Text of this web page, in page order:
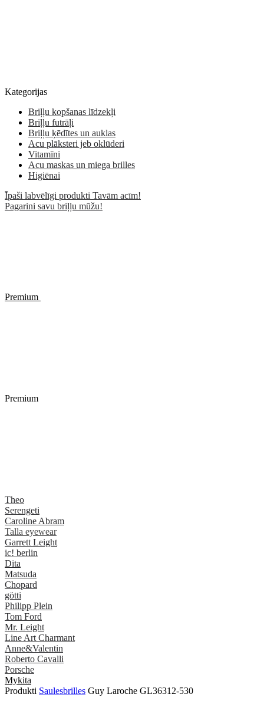
Kategorijas
Briļļu kopšanas līdzekļi
Briļļu futrāļi
Briļļu ķēdītes un auklas
Acu plāksteri jeb oklūderi
Vitamīni
Acu maskas un miega brilles
Higiēnai
Īpaši labvēlīgi produkti Tavām acīm!
Pagarini savu briļļu mūžu!
Premium
Premium
Theo
Serengeti
Caroline Abram
Talla eyewear
Garrett Leight
ic! berlin
Dita
Matsuda
Chopard
götti
Philipp Plein
Tom Ford
Mr. Leight
Line Art Charmant
Anne&Valentin
Roberto Cavalli
Porsche
Mykita
Produkti Saulesbrilles Guy Laroche GL36312-530